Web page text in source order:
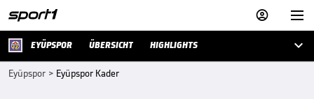


EYÜPSPOR ÜBERSICHT HIGHLIGHTS 
Eyüpspor > Eyüpspor Kader